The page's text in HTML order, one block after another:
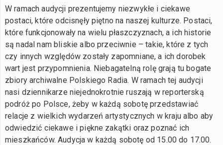
W ramach audycji prezentujemy niezwykłe i ciekawe
postaci, które odcisnęły piętno na naszej kulturze. Postaci,
które funkcjonowały na wielu płaszczyznach, a ich historie
są nadal nam bliskie albo przeciwnie – takie, które z tych
czy innych względów zostały zapomniane, a ich dorobek
wart jest przypomnienia. Niebagatelną rolę grają tu bogate
zbiory archiwalne Polskiego Radia. W ramach tej audycji
nasi dziennikarze niejednokrotnie ruszają w reporterską
podróż po Polsce, żeby w każdą sobotę przedstawiać
relacje z wielkich wydarzeń artystycznych w kraju albo aby
odwiedzić ciekawe i piękne zakątki oraz poznać ich
mieszkańców. Audycja w każdą sobotę od 15.00 do 17.00.